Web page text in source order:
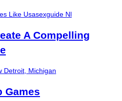
Like Usasexguide Nl
A Compelling
Detroit, Michigan
Games